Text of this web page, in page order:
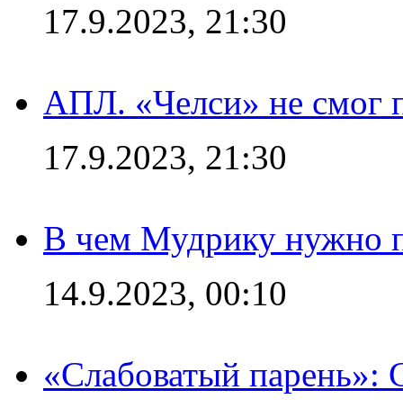
17.9.2023, 21:30
АПЛ. «Челси» не смог
17.9.2023, 21:30
В чем Мудрику нужно
14.9.2023, 00:10
«Слабоватый парень»: